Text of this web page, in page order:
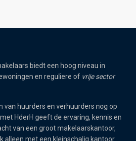
biedt een hoog niveau in
en reguliere of vrije sector
van huurders en verhuurders nog op
HderH geeft de ervaring, kennis en
van een groot makelaarskantoor,
alleen met een kleinschalig kantoor